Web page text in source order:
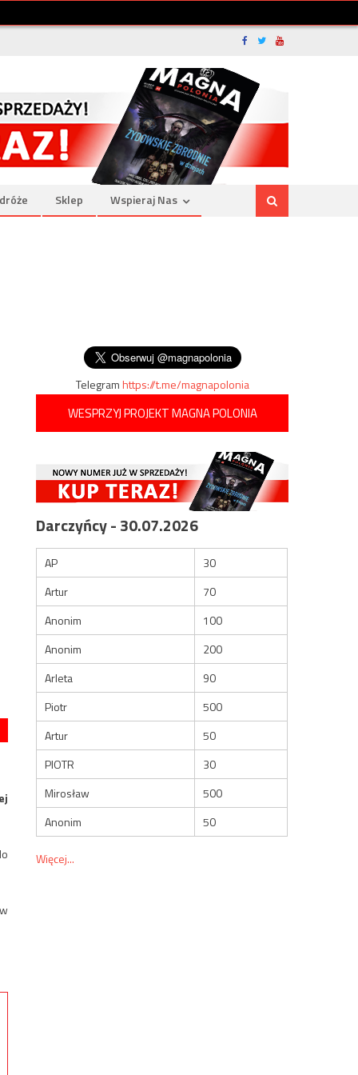
Sklep Wspieraj Nas
Telegramhttps://t.me/magnapolonia
WESPRZYJ PROJEKT MAGNA POLONIA
Darczyńcy - 30.07.2026
AP
30
Artur
70
Anonim
100
Anonim
200
Arleta
90
Piotr
500
Artur
50
PIOTR
30
Mirosław
500
Anonim
50
Więcej...